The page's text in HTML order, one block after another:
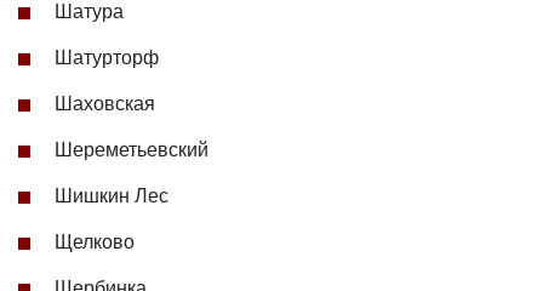
Шатура
Шатурторф
Шаховская
Шереметьевский
Шишкин Лес
Щелково